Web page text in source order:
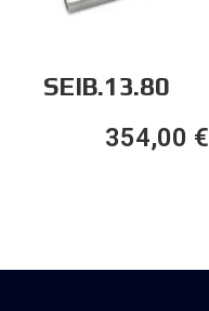
SEIB.13.80
354,00 €